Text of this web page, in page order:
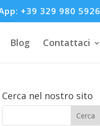
+39 329 980 5926
Blog Contattaci
Cerca nel nostro sito